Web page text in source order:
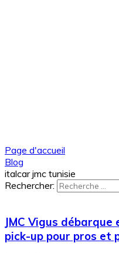
Page d'accueil
Blog
italcar jmc tunisie
Rechercher:
JMC Vigus débarque
pick-up pour pros et